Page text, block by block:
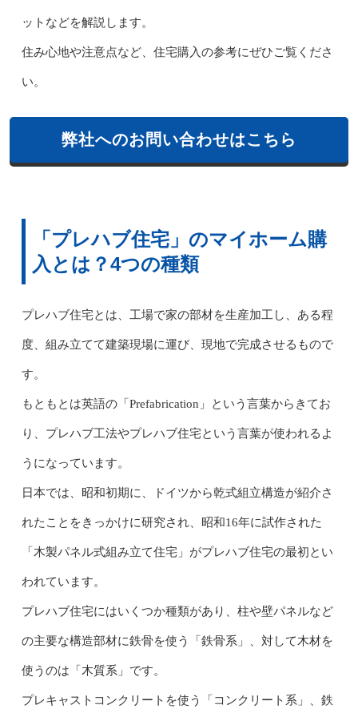
ットなどを解説します。
住み心地や注意点など、住宅購入の参考にぜひご覧くださ
い。
弊社へのお問い合わせはこちら
「プレハブ住宅」のマイホーム購
入とは？4つの種類
プレハブ住宅とは、工場で家の部材を生産加工し、ある程
度、組み立てて建築現場に運び、現地で完成させるもので
す。
もともとは英語の「Prefabrication」という言葉からきてお
り、プレハブ工法やプレハブ住宅という言葉が使われるよ
うになっています。
日本では、昭和初期に、ドイツから乾式組立構造が紹介さ
れたことをきっかけに研究され、昭和16年に試作された
「木製パネル式組み立て住宅」がプレハブ住宅の最初とい
われています。
プレハブ住宅にはいくつか種類があり、柱や壁パネルなど
の主要な構造部材に鉄骨を使う「鉄骨系」、対して木材を
使うのは「木質系」です。
プレキャストコンクリートを使う「コンクリート系」、鉄